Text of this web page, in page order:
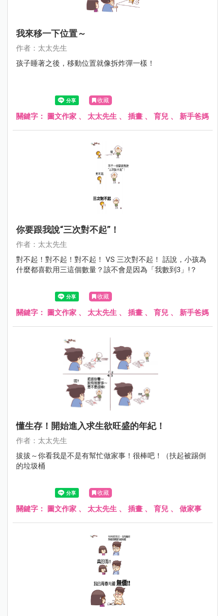
我來移一下位置～
作者：太太先生
孩子睡著之後，移動位置就像拆炸彈一樣！
收藏
關鍵字： 圖文作家 、 太太先生 、 插畫 、 育兒 、 新手爸媽
你要跟我說“三次對不起”！
作者：太太先生
對不起！對不起！對不起！ VS 三次對不起！ 話說，小孩為
什麼都喜歡用三這個數量？該不會是因為「我數到3」!？
收藏
關鍵字： 圖文作家 、 太太先生 、 插畫 、 育兒 、 新手爸媽
懂生存！開始進入求生欲旺盛的年紀！
作者：太太先生
拔拔～你看我是不是有幫忙做家事！很棒吧！（扶起被踢倒
的垃圾桶
收藏
關鍵字： 圖文作家 、 太太先生 、 插畫 、 育兒 、 做家事